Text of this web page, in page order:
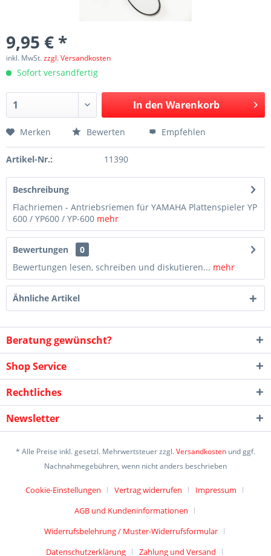
9,95 € *
inkl. MwSt.zzgl. Versandkosten
Sofort versandfertig
In den Warenkorb
Merken Bewerten Empfehlen
Artikel-Nr.: 11390
Beschreibung
Flachriemen - Antriebsriemen für YAMAHA Plattenspieler YP
600 / YP600 / YP-600 mehr
Bewertungen
0
Bewertungen lesen, schreiben und diskutieren... mehr
Ähnliche Artikel
Beratung gewünscht?
Shop Service
Rechtliches
Newsletter
* Alle Preise inkl. gesetzl. Mehrwertsteuer zzgl.Versandkosten und ggf.
Nachnahmegebühren, wenn nicht anders beschrieben
Cookie-Einstellungen Vertrag widerrufen
Impressum
AGB und Kundeninformationen
Widerrufsbelehrung / Muster-Widerrufsformular
Datenschutzerklärung
Zahlung und Versand